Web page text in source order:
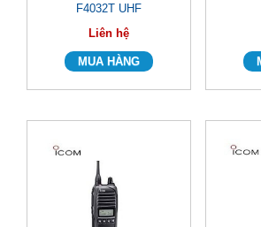
F4032T UHF
Liên hệ